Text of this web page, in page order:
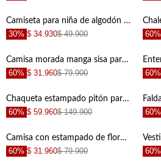
+
+
+
+
Camiseta para niña de algodón crema boxy con estampado
30% $ 34.930$ 49.900 60%
Camisa morada manga sisa para niña
60% $ 31.960$ 79.900 60%
Chaqueta estampado pitón para niña
60% $ 59.960$ 149.900 60%
Camisa con estampado de flores para niña
60% $ 31.960$ 79.900 60%